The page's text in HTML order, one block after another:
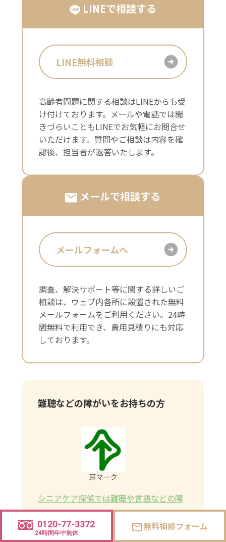
LINEで相談する
LINE無料相談
高齢者問題に関する相談はLINEからも受
け付けております。メールや電話では聞
きづらいこともLINEでお気軽にお問合せ
いただけます。質問やご相談は内容を確
認後、担当者が返答いたします。
メールで相談する
メールフォームへ
調査、解決サポート等に関する詳しいご
相談は、ウェブ内各所に設置された無料
メールフォームをご利用ください。24時
間無料で利用でき、費用見積りにも対応
しております。
難聴などの障がいをお持ちの方
シニアケア探偵では難聴や言語などの障
がいをお持ちの方が安心してご利用いた
だけるよう、筆談対応や代替コミュニケ
0120-77-3372
24時間年中無休 mail無料相談フォーム